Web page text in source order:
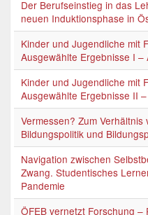
Der Berufseinstieg in das
neuen Induktionsphase in
Kinder und Jugendliche mit
Ausgewählte Ergebnisse I –
Kinder und Jugendliche mit
Ausgewählte Ergebnisse II
Vermessen? Zum
Bildungspolitik und
Navigation zwischen
Zwang. Studentisches
Pandemie
ÖFEB vernetzt Forschung